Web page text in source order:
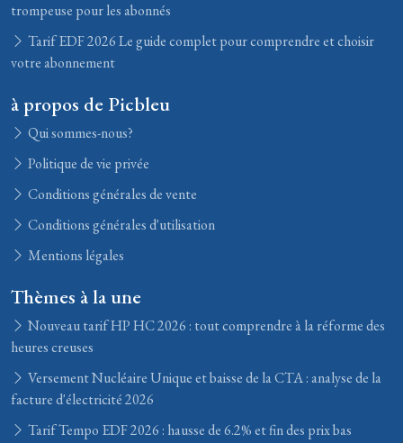
trompeuse pour les abonnés
Tarif EDF 2026 Le guide complet pour comprendre et choisir
votre abonnement
à propos de Picbleu
Qui sommes-nous?
Politique de vie privée
Conditions générales de vente
Conditions générales d'utilisation
Mentions légales
Thèmes à la une
Nouveau tarif HP HC 2026 : tout comprendre à la réforme des
heures creuses
Versement Nucléaire Unique et baisse de la CTA : analyse de la
facture d'électricité 2026
Tarif Tempo EDF 2026 : hausse de 6.2% et fin des prix bas